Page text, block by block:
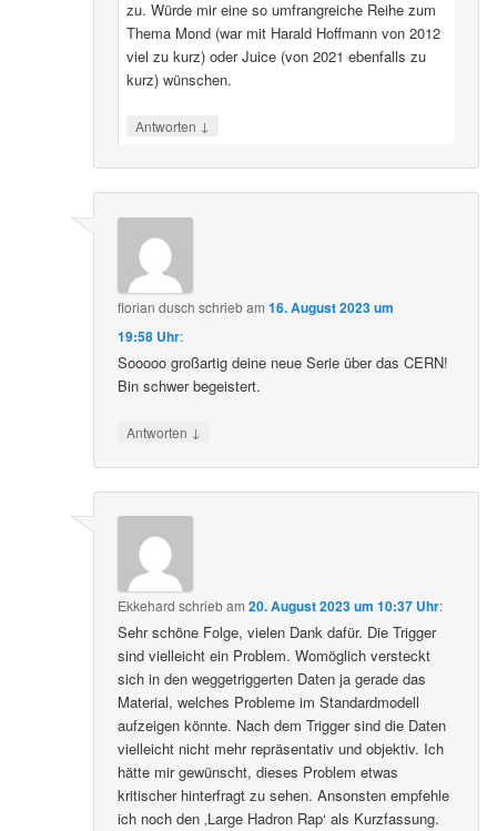
zu. Würde mir eine so umfrangreiche Reihe zum
Thema Mond (war mit Harald Hoffmann von 2012
viel zu kurz) oder Juice (von 2021 ebenfalls zu
kurz) wünschen.
Antworten ↓
florian dusch schriebam16. August 2023 um
19:58 Uhr:
Sooooo großartig deine neue Serie über das CERN!
Bin schwer begeistert.
Antworten ↓
Ekkehard schriebam20. August 2023 um 10:37 Uhr:
Sehr schöne Folge, vielen Dank dafür. Die Trigger
sind vielleicht ein Problem. Womöglich versteckt
sich in den weggetriggerten Daten ja gerade das
Material, welches Probleme im Standardmodell
aufzeigen könnte. Nach dem Trigger sind die Daten
vielleicht nicht mehr repräsentativ und objektiv. Ich
hätte mir gewünscht, dieses Problem etwas
kritischer hinterfragt zu sehen. Ansonsten empfehle
ich noch den ‚Large Hadron Rap‘ als Kurzfassung.